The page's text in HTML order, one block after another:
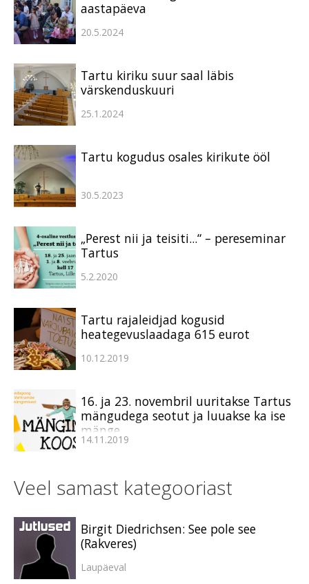
aastapäeva
20.5.2024
Tartu kiriku suur saal läbis
värskenduskuuri
25.1.2024
Tartu kogudus osales kirikute ööl
30.5.2023
„Perest nii ja teisiti...“ – pereseminar
Tartus
5.2.2020
Tartu rajaleidjad kogusid
heategevuslaadaga 615 eurot
10.12.2019
16. ja 23. novembril uuritakse Tartus
mängudega seotut ja luuakse ka ise
mänge
14.11.2019
Veel samast kategooriast
Birgit Diedrichsen: See pole see
(Rakveres)
Laupäeval